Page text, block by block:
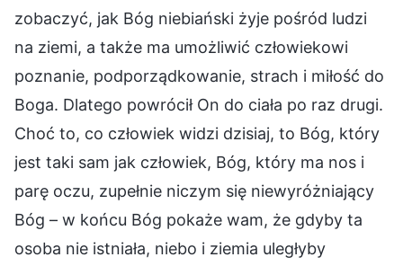
zobaczyć, jak Bóg niebiański żyje pośród ludzi
na ziemi, a także ma umożliwić człowiekowi
poznanie, podporządkowanie, strach i miłość do
Boga. Dlatego powrócił On do ciała po raz drugi.
Choć to, co człowiek widzi dzisiaj, to Bóg, który
jest taki sam jak człowiek, Bóg, który ma nos i
parę oczu, zupełnie niczym się niewyróżniający
Bóg – w końcu Bóg pokaże wam, że gdyby ta
osoba nie istniała, niebo i ziemia uległyby